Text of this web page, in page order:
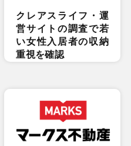
クレアスライフ・運
営サイトの調査で若
い女性入居者の収納
重視を確認